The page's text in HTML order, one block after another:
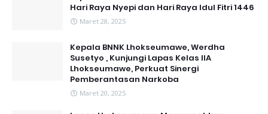
Hari Raya Nyepi dan Hari Raya Idul Fitri 1446
Maret 28, 2025
Kepala BNNK Lhokseumawe, Werdha
Susetyo , Kunjungi Lapas Kelas IIA
Lhokseumawe, Perkuat Sinergi
Pemberantasan Narkoba
Maret 20, 2025